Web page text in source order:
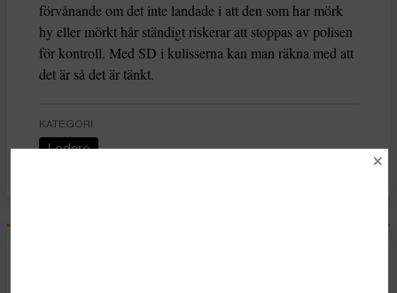
förvånande om det inte landade i att den som har mörk
hy eller mörkt hår ständigt riskerar att stoppas av polisen
för kontroll. Med SD i kulisserna kan man räkna med att
det är så det är tänkt.
KATEGORI
Ledare